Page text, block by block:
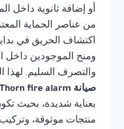
أو إضافة ثانوية داخل
من عناصر الحماية
اكتشاف الحريق في
ومنح الموجودين داخل
والتصرف السليم. لهذا
صيانة Thorn fire alarm في الجيزة
بعناية شديدة، بحيث
منتجات موثوقة،